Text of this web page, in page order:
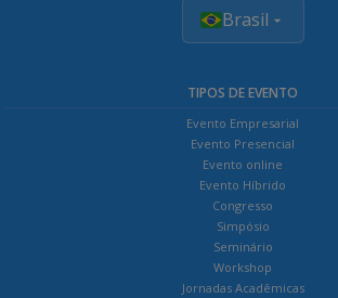
Brasil
TIPOS DE EVENTO
Evento Empresarial
Evento Presencial
Evento online
Evento Híbrido
Congresso
Simpósio
Seminário
Workshop
Jornadas Acadêmicas